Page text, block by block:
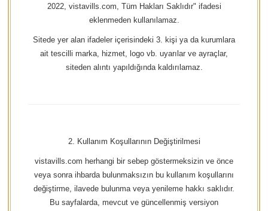
2022, vistavills.com, Tüm Hakları Saklıdır" ifadesi
eklenmeden kullanılamaz.
Sitede yer alan ifadeler içerisindeki 3. kişi ya da kurumlara
ait tescilli marka, hizmet, logo vb. uyarılar ve ayraçlar,
siteden alıntı yapıldığında kaldırılamaz.
2. Kullanım Koşullarının Değiştirilmesi
vistavills.com herhangi bir sebep göstermeksizin ve önce
veya sonra ihbarda bulunmaksızın bu kullanım koşullarını
değiştirme, ilavede bulunma veya yenileme hakkı saklıdır.
Bu sayfalarda, mevcut ve güncellenmiş versiyon